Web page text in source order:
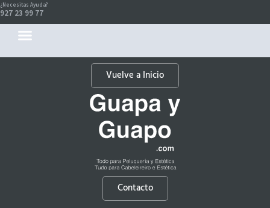
¿Necesitas Ayuda?
927 23 99 77
Vuelve a Inicio
Contacto